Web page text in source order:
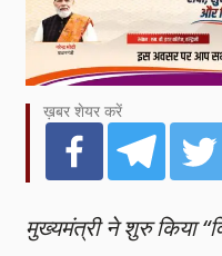
ख़बर शेयर करें
मुख्यमंत्री ने शुरु किया